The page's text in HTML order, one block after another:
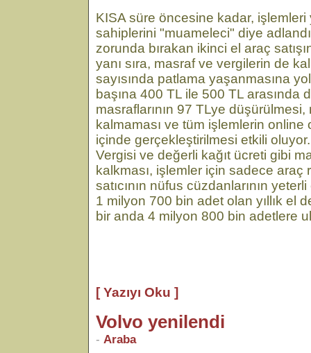
KISA süre öncesine kadar,
sahiplerini "muameleci" diye
zorunda bırakan ikinci el araç
yanı sıra, masraf ve vergilerin de
sayısında patlama yaşanmasına
başına 400 TL ile 500 TL arasında
masraflarının 97 TLye
kalmaması ve tüm işlemlerin
içinde gerçekleştirilmesi etkili
Vergisi ve değerli kağıt ücreti gibi
kalkması, işlemler için sadece araç
satıcının nüfus cüzdanlarının
1 milyon 700 bin adet olan yıllık el
bir anda 4 milyon 800 bin adetlere
[ Yazıyı Oku ]
Volvo yenilendi
- Araba